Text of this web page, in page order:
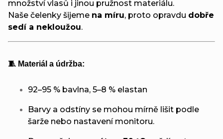
množství vlasů i jinou pružnost materiálu.
Naše čelenky šijeme na míru, proto opravdu dobře
sedí a nekloužou.
🧵 Materiál a údržba:
92–95 % bavlna, 5–8 % elastan
Barvy a odstíny se mohou mírně lišit podle
šarže nebo nastavení monitoru.